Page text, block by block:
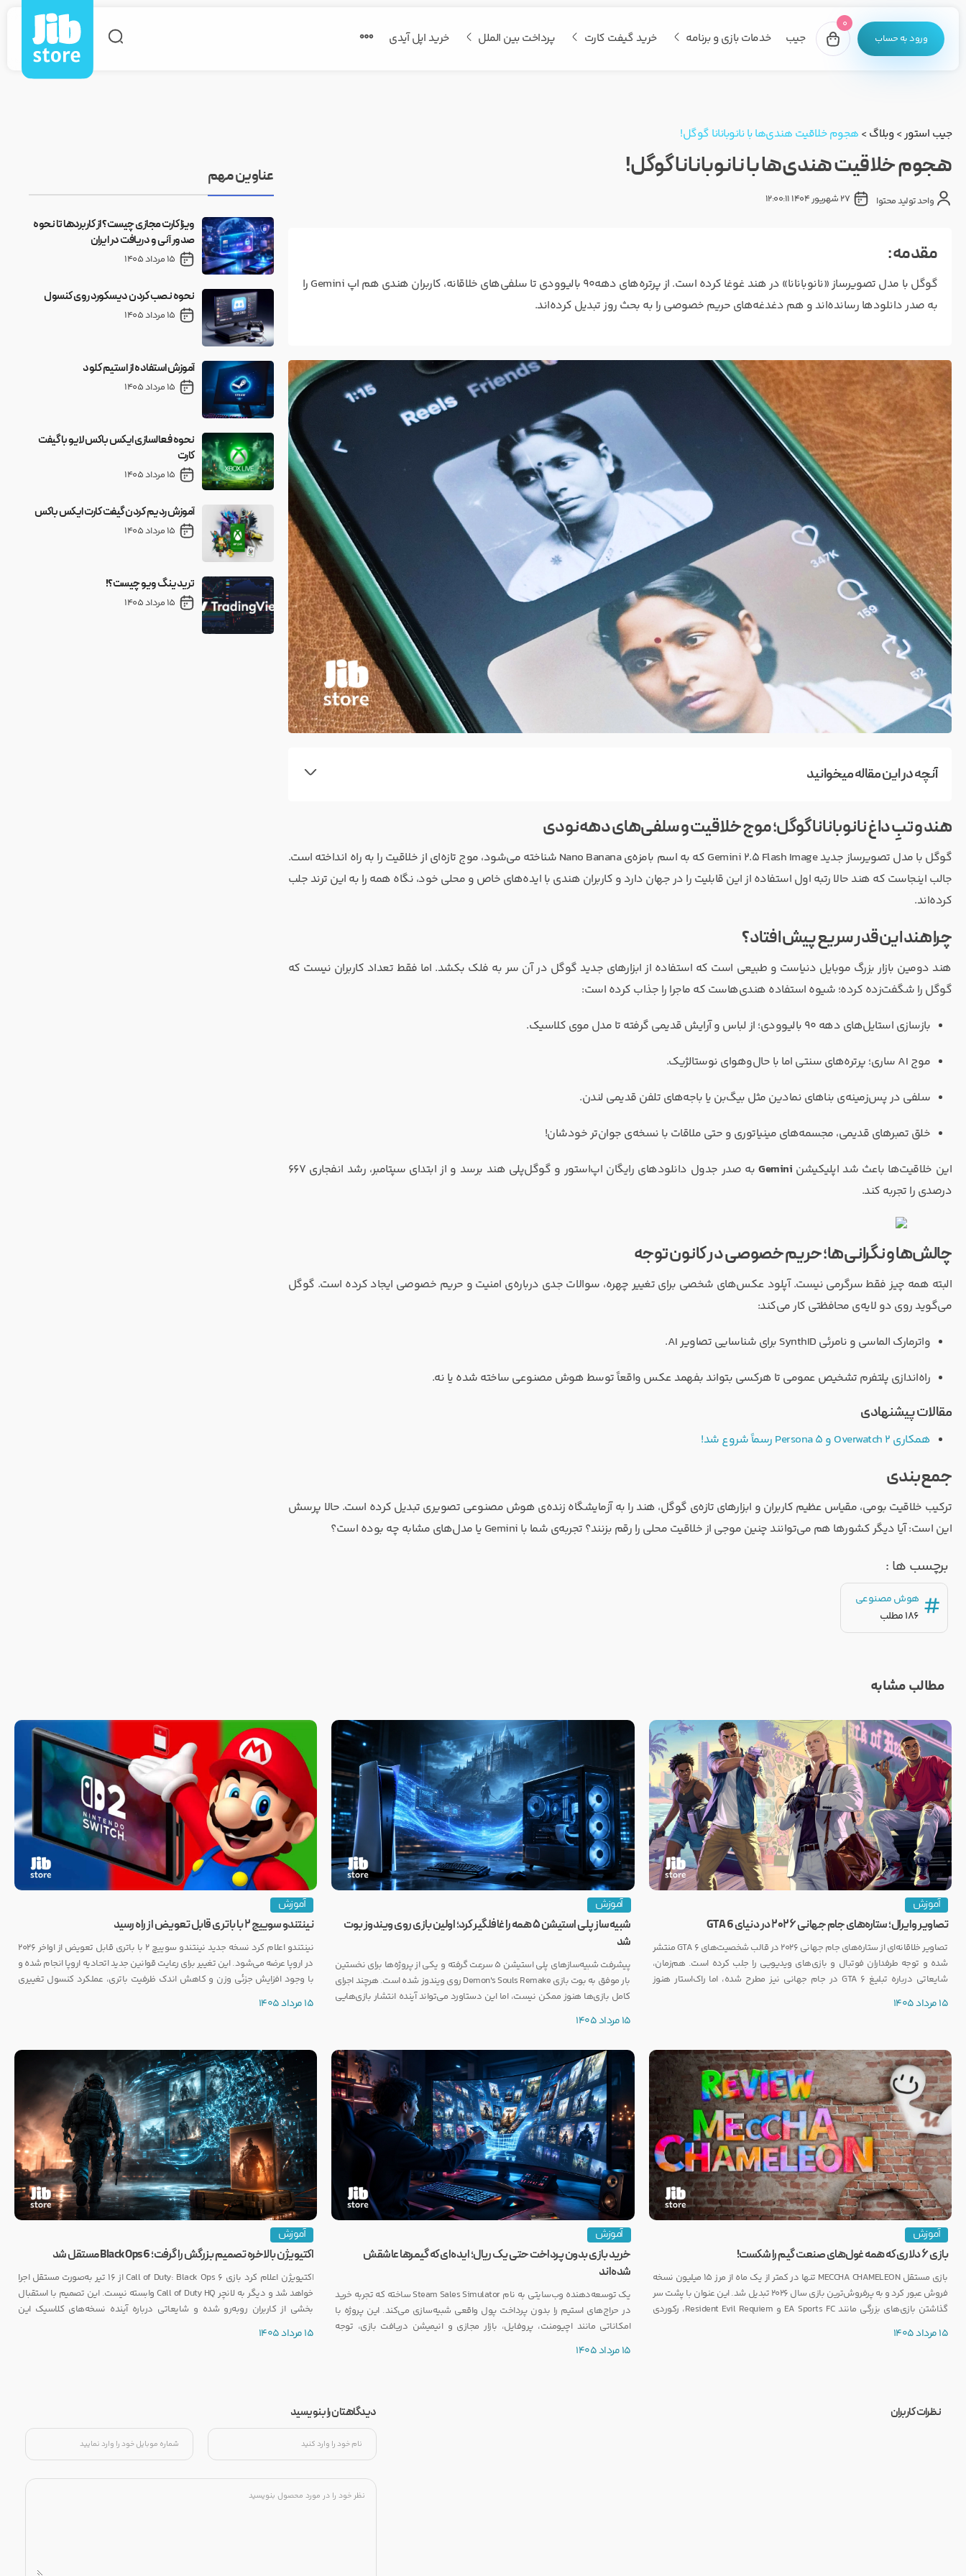
ورود به حساب
0
جیب خدمات بازی و برنامه خرید گیفت کارت پرداخت بین الملل خرید اپل آیدی
جیب استور>وبلاگ > هجوم خلاقیت هندی‌ها با نانوبانانا گوگل!
هجوم خلاقیت هندی‌ها با نانوبانانا گوگل!
واحد تولید محتوا 27 شهریور 1404 12:00:11
مقدمه :
گوگل با مدل تصویرساز «نانوبانانا» در هند غوغا کرده است. از پرتره‌های دهه‌۹۰ بالیوودی تا سلفی‌های خلاقانه، کاربران هندی هم اپ Gemini را
به صدر دانلودها رسانده‌اند و هم دغدغه‌های حریم خصوصی را به بحث روز تبدیل کرده‌اند.
آنچه در این مقاله میخوانید
هند و تبِ داغ نانوبانانا گوگل؛ موج خلاقیت و سلفی‌های دهه‌نودی
گوگل با مدل تصویرساز جدید Gemini 2.5 Flash Image که به اسم بامزه‌ی Nano Banana شناخته می‌شود، موج تازه‌ای از خلاقیت را به راه انداخته است.
جالب اینجاست که هند حالا رتبه اول استفاده از این قابلیت را در جهان دارد و کاربران هندی با ایده‌های خاص و محلی خود، نگاه همه را به این ترند جلب
کرده‌اند.
چرا هند این‌قدر سریع پیش افتاد؟
هند دومین بازار بزرگ موبایل دنیاست و طبیعی است که استفاده از ابزارهای جدید گوگل در آن سر به فلک بکشد. اما فقط تعداد کاربران نیست که
گوگل را شگفت‌زده کرده؛ شیوه استفاده هندی‌هاست که ماجرا را جذاب کرده است:
بازسازی استایل‌های دهه ۹۰ بالیوودی؛ از لباس و آرایش قدیمی گرفته تا مدل موی کلاسیک.
موج AI ساری؛ پرتره‌های سنتی اما با حال‌وهوای نوستالژیک.
سلفی در پس‌زمینه‌ی بناهای نمادین مثل بیگ‌بن یا باجه‌های تلفن قدیمی لندن.
خلق تمبرهای قدیمی، مجسمه‌های مینیاتوری و حتی ملاقات با نسخه‌ی جوان‌تر خودشان!
این خلاقیت‌ها باعث شد اپلیکیشن Gemini
به صدر جدول دانلودهای رایگان اپ‌استور و گوگل‌پلی هند برسد و از ابتدای سپتامبر، رشد انفجاری ۶۶۷
درصدی را تجربه کند.
چالش‌ها و نگرانی‌ها؛ حریم خصوصی در کانون توجه
البته همه چیز فقط سرگرمی نیست. آپلود عکس‌های شخصی برای تغییر چهره، سوالات جدی درباره‌ی امنیت و حریم خصوصی ایجاد کرده است. گوگل
می‌گوید روی دو لایه‌ی محافظتی کار می‌کند:
واترمارک الماسی و نامرئی SynthID برای شناسایی تصاویر AI.
راه‌اندازی پلتفرم تشخیص عمومی تا هرکسی بتواند بفهمد عکس واقعاً توسط هوش مصنوعی ساخته شده یا نه.
مقالات پیشنهادی
همکاری Overwatch 2 و Persona 5 رسماً شروع شد!
جمع‌بندی
ترکیب خلاقیت بومی، مقیاس عظیم کاربران و ابزارهای تازه‌ی گوگل، هند را به آزمایشگاه زنده‌ی هوش مصنوعی تصویری تبدیل کرده است. حالا پرسش
این است: آیا دیگر کشورها هم می‌توانند چنین موجی از خلاقیت محلی را رقم بزنند؟ تجربه‌ی شما با Gemini یا مدل‌های مشابه چه بوده است؟
برچسب ها :
# هوش مصنوعی
186 مطلب
عناوین مهم
ویزا کارت مجازی چیست؟ از کاربردها تا نحوه
صدور آنی و دریافت در ایران
15 مرداد 1405
نحوه نصب کردن دیسکورد روی کنسول
15 مرداد 1405
آموزش استفاده از استیم کلود
15 مرداد 1405
نحوه فعالسازی ایکس باکس لایو با گیفت
کارت
15 مرداد 1405
آموزش ردیم کردن گیفت کارت ایکس باکس
15 مرداد 1405
تریدینگ ویو چیست؟!
15 مرداد 1405
مطالب مشابه
آموزش
تصاویر وایرال؛ ستاره‌های جام جهانی ۲۰۲۶ در دنیای GTA 6
تصاویر خلاقانه‌ای از ستاره‌های جام جهانی ۲۰۲۶ در قالب شخصیت‌های GTA 6 منتشر
شده و توجه طرفداران فوتبال و بازی‌های ویدیویی را جلب کرده است. هم‌زمان،
شایعاتی درباره تبلیغ GTA 6 در جام جهانی نیز مطرح شده، اما راک‌استار هنوز
15 مرداد 1405
آموزش
شبیه‌ساز پلی استیشن ۵ همه را غافلگیر کرد؛ اولین بازی روی ویندوز بوت
شد
پیشرفت شبیه‌سازهای پلی استیشن ۵ سرعت گرفته و یکی از پروژه‌ها برای نخستین
بار موفق به بوت بازی Demon's Souls Remake روی ویندوز شده است. هرچند اجرای
کامل بازی‌ها هنوز ممکن نیست، اما این دستاورد می‌تواند آینده انتشار بازی‌هایی
15 مرداد 1405
آموزش
نینتندو سوییچ ۲ با باتری قابل تعویض از راه رسید
نینتندو اعلام کرد نسخه جدید نینتندو سوییچ ۲ با باتری قابل تعویض از اواخر ۲۰۲۶
در اروپا عرضه می‌شود. این تغییر برای رعایت قوانین جدید اتحادیه اروپا انجام شده و
با وجود افزایش جزئی وزن و کاهش اندک ظرفیت باتری، عملکرد کنسول تغییری
15 مرداد 1405
آموزش
بازی ۶ دلاری که همه غول‌های صنعت گیم را شکست!
بازی مستقل MECCHA CHAMELEON تنها در کمتر از یک ماه از مرز ۱۵ میلیون نسخه
فروش عبور کرد و به پرفروش‌ترین بازی سال ۲۰۲۶ تبدیل شد. این عنوان با پشت سر
گذاشتن بازی‌های بزرگی مانند EA Sports FC و Resident Evil Requiem، رکوردی
15 مرداد 1405
آموزش
خرید بازی بدون پرداخت حتی یک ریال؛ ایده‌ای که گیمرها عاشقش
شده‌اند
یک توسعه‌دهنده وب‌سایتی به نام Steam Sales Simulator ساخته که تجربه خرید
در حراج‌های استیم را بدون پرداخت پول واقعی شبیه‌سازی می‌کند. این پروژه با
امکاناتی مانند اچیومنت، پروفایل، بازار مجازی و انیمیشن دریافت بازی، توجه
15 مرداد 1405
آموزش
اکتیویژن بالاخره تصمیم بزرگش را گرفت؛ Black Ops 6 مستقل شد
اکتیویژن اعلام کرد بازی Call of Duty: Black Ops 6 از ۱۶ تیر به‌صورت مستقل اجرا
خواهد شد و دیگر به لانچر Call of Duty HQ وابسته نیست. این تصمیم با استقبال
بخشی از کاربران روبه‌رو شده و شایعاتی درباره آینده نسخه‌های کلاسیک این
15 مرداد 1405
نظرات کاربران دیدگاهتان را بنویسید